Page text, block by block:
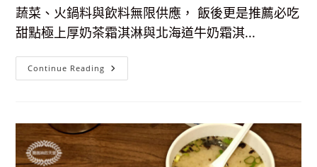
輕
鬆
享
用
盛
大
蔬菜、火鍋料與飲料無限供應， 飯後更是推薦必吃
甜點極上厚奶茶霜淇淋與北海道牛奶霜淇...
Continue Reading 【台
北
飽】
和
牛
涮